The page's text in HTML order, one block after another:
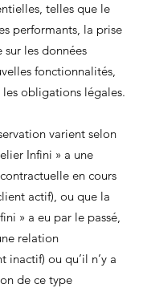
telles que le
performants, la prise
sur les données
fonctionnalités,
obligations légales.
varient selon
Infini » a une
en cours
actif), ou que la
» a eu par le passé,
relation
inactif) ou qu’il n’y a
de ce type